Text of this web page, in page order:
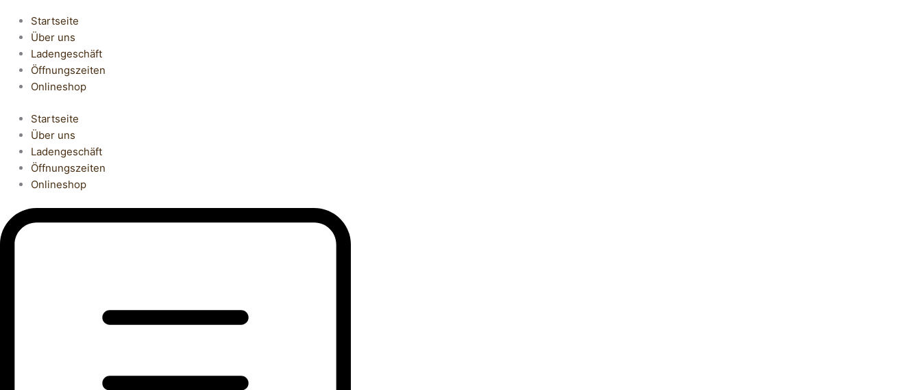
Startseite
Über uns
Ladengeschäft
Öffnungszeiten
Onlineshop
Startseite
Über uns
Ladengeschäft
Öffnungszeiten
Onlineshop